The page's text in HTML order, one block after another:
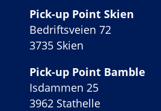
Pick-up Point Skien
Bedriftsveien 72
3735 Skien
Pick-up Point Bamble
Isdammen 25
3962 Stathelle